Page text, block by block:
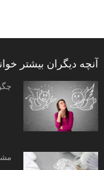
آنچه دیگران بیشتر